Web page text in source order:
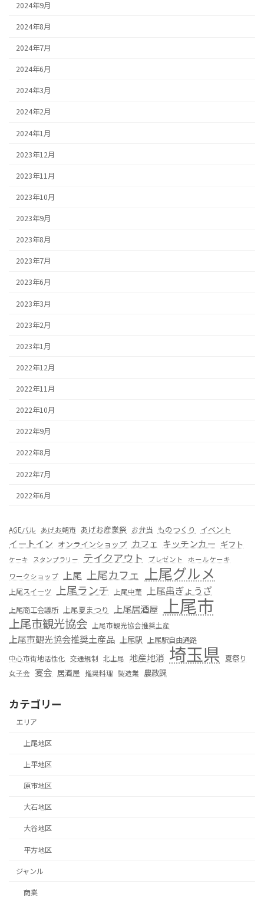
2024年9月
2024年8月
2024年7月
2024年6月
2024年3月
2024年2月
2024年1月
2023年12月
2023年11月
2023年10月
2023年9月
2023年8月
2023年7月
2023年6月
2023年3月
2023年2月
2023年1月
2022年12月
2022年11月
2022年10月
2022年9月
2022年8月
2022年7月
2022年6月
AGEバル あげお朝市 あげお産業祭 お弁当 ものつくり イベント
イートイン オンラインショップ カフェ キッチンカー ギフト
ケーキ スタンプラリー テイクアウト プレゼント
ホールケーキ
ワークショップ 上尾 上尾カフェ 上尾グルメ
上尾スイーツ 上尾ランチ 上尾中華 上尾串ぎょうざ
上尾商工会議所 上尾夏まつり 上尾居酒屋 上尾市
上尾市観光協会 上尾市観光協会推奨土産
上尾市観光協会推奨土産品 上尾駅 上尾駅自由通路
中心市街地活性化 交通規制 北上尾 地産地消 埼玉県 夏祭り
女子会 宴会 居酒屋 推奨料理 製造業 農政課
カテゴリー
エリア
上尾地区
上平地区
原市地区
大石地区
大谷地区
平方地区
ジャンル
商業